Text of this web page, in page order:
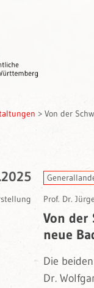
> Von der
Prof. Dr.
Von der
neue
Die
Dr.